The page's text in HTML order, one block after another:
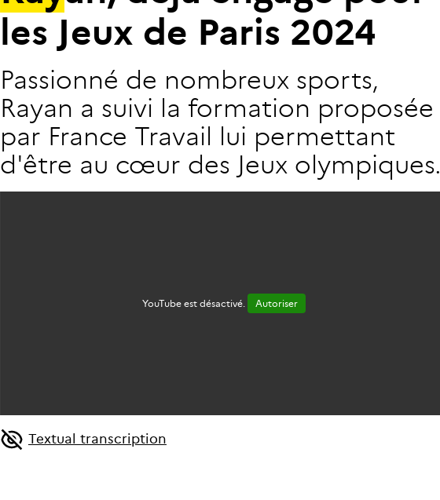
les Jeux de Paris 2024
Passionné de nombreux sports,
Rayan a suivi la formation proposée
par France Travail lui permettant
d'être au cœur des Jeux olympiques.
YouTube est désactivé. Autoriser
Textual transcription